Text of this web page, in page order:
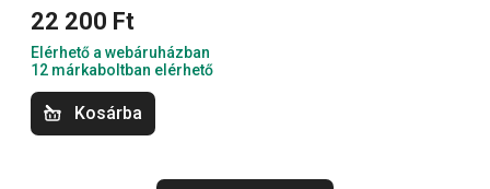
22 200 Ft
Elérhető a webáruházban
12 márkaboltban elérhető
Kosárba